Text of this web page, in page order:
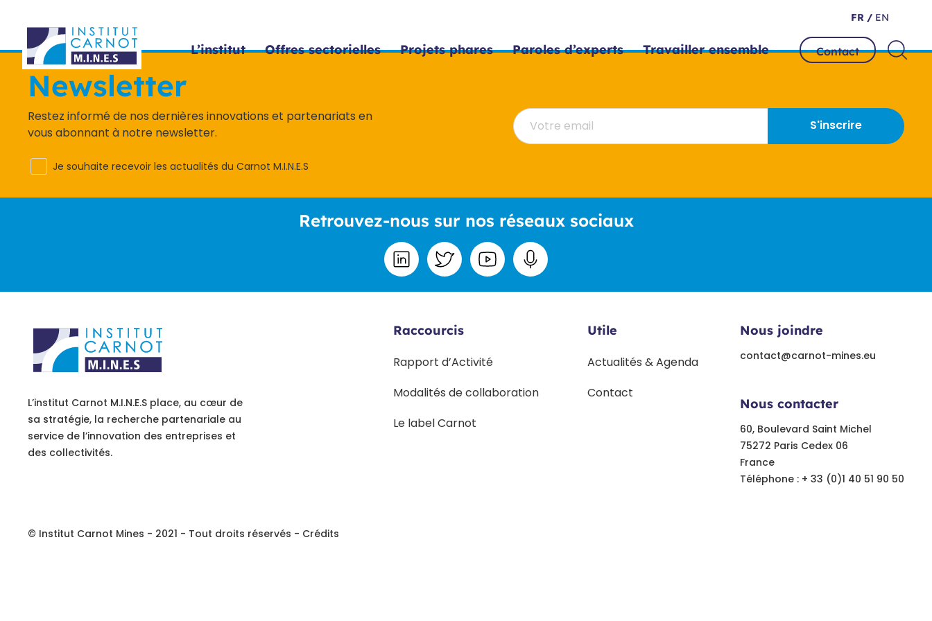
L’institut Offres sectorielles Projets phares Paroles d’experts Travailler ensemble Contact
FR / EN
Newsletter
Restez informé de nos dernières innovations et partenariats en
vous abonnant à notre newsletter.
S'inscrire
Je souhaite recevoir les actualités du Carnot M.I.N.E.S
Retrouvez-nous sur nos réseaux sociaux
L’institut Carnot M.I.N.E.S place, au cœur de
sa stratégie, la recherche partenariale au
service de l’innovation des entreprises et
des collectivités.
Raccourcis
Rapport d’Activité
Modalités de collaboration
Le label Carnot
Utile
Actualités & Agenda
Contact
Nous joindre
contact@carnot-mines.eu
Nous contacter
60, Boulevard Saint Michel
75272 Paris Cedex 06
France
Téléphone : + 33 (0)1 40 51 90 50
© Institut Carnot Mines - 2021 - Tout droits réservés - Crédits